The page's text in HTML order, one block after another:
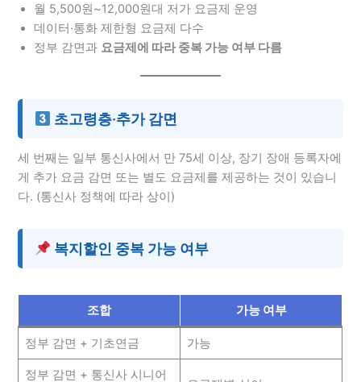
월 5,500원~12,000원대 저가 요금제 운영
데이터·통화 제한형 요금제 다수
정부 감면과 요금제에 따라 중복 가능 여부 다름
초고령층·추가 감면
세 번째는 일부 통신사에서 만 75세 이상, 장기 장애 등록자에
게 추가 요금 감면 또는 별도 요금제를 제공하는 것이 있습니
다. (통신사 정책에 따라 상이)
복지할인 중복 가능 여부
조합 가능 여부
정부 감면 + 기초연금 가능
정부 감면 + 통신사 시니어